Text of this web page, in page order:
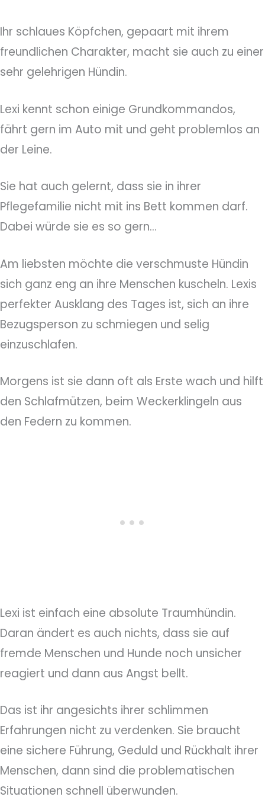
Ihr schlaues Köpfchen, gepaart mit ihrem
freundlichen Charakter, macht sie auch zu einer
sehr gelehrigen Hündin.
Lexi kennt schon einige Grundkommandos,
fährt gern im Auto mit und geht problemlos an
der Leine.
Sie hat auch gelernt, dass sie in ihrer
Pflegefamilie nicht mit ins Bett kommen darf.
Dabei würde sie es so gern…
Am liebsten möchte die verschmuste Hündin
sich ganz eng an ihre Menschen kuscheln. Lexis
perfekter Ausklang des Tages ist, sich an ihre
Bezugsperson zu schmiegen und selig
einzuschlafen.
Morgens ist sie dann oft als Erste wach und hilft
den Schlafmützen, beim Weckerklingeln aus
den Federn zu kommen.
Lexi ist einfach eine absolute Traumhündin.
Daran ändert es auch nichts, dass sie auf
fremde Menschen und Hunde noch unsicher
reagiert und dann aus Angst bellt.
Das ist ihr angesichts ihrer schlimmen
Erfahrungen nicht zu verdenken. Sie braucht
eine sichere Führung, Geduld und Rückhalt ihrer
Menschen, dann sind die problematischen
Situationen schnell überwunden.